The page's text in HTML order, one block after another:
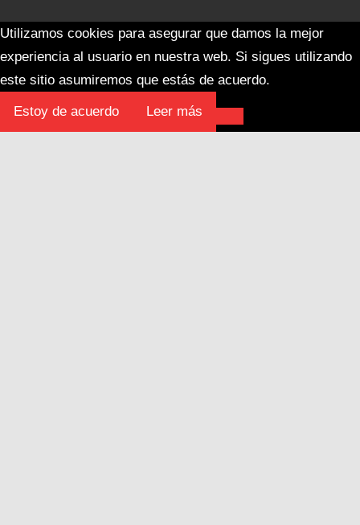
Utilizamos cookies para asegurar que damos la mejor
experiencia al usuario en nuestra web. Si sigues utilizando
este sitio asumiremos que estás de acuerdo.
Estoy de acuerdo Leer más